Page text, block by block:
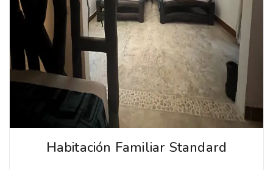
Habitación Familiar Standard